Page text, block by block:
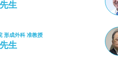
生
形成外科 准教授
生